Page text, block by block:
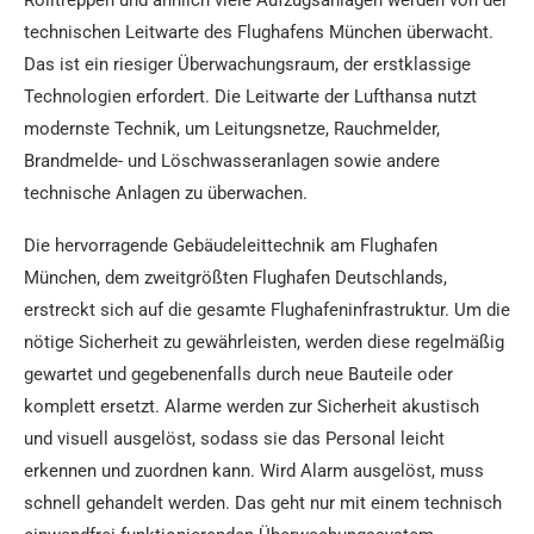
technischen Leitwarte des Flughafens München überwacht.
Das ist ein riesiger Überwachungsraum, der erstklassige
Technologien erfordert. Die Leitwarte der Lufthansa nutzt
modernste Technik, um Leitungsnetze, Rauchmelder,
Brandmelde- und Löschwasseranlagen sowie andere
technische Anlagen zu überwachen.
Die hervorragende Gebäudeleittechnik am Flughafen
München, dem zweitgrößten Flughafen Deutschlands,
erstreckt sich auf die gesamte Flughafeninfrastruktur. Um die
nötige Sicherheit zu gewährleisten, werden diese regelmäßig
gewartet und gegebenenfalls durch neue Bauteile oder
komplett ersetzt. Alarme werden zur Sicherheit akustisch
und visuell ausgelöst, sodass sie das Personal leicht
erkennen und zuordnen kann. Wird Alarm ausgelöst, muss
schnell gehandelt werden. Das geht nur mit einem technisch